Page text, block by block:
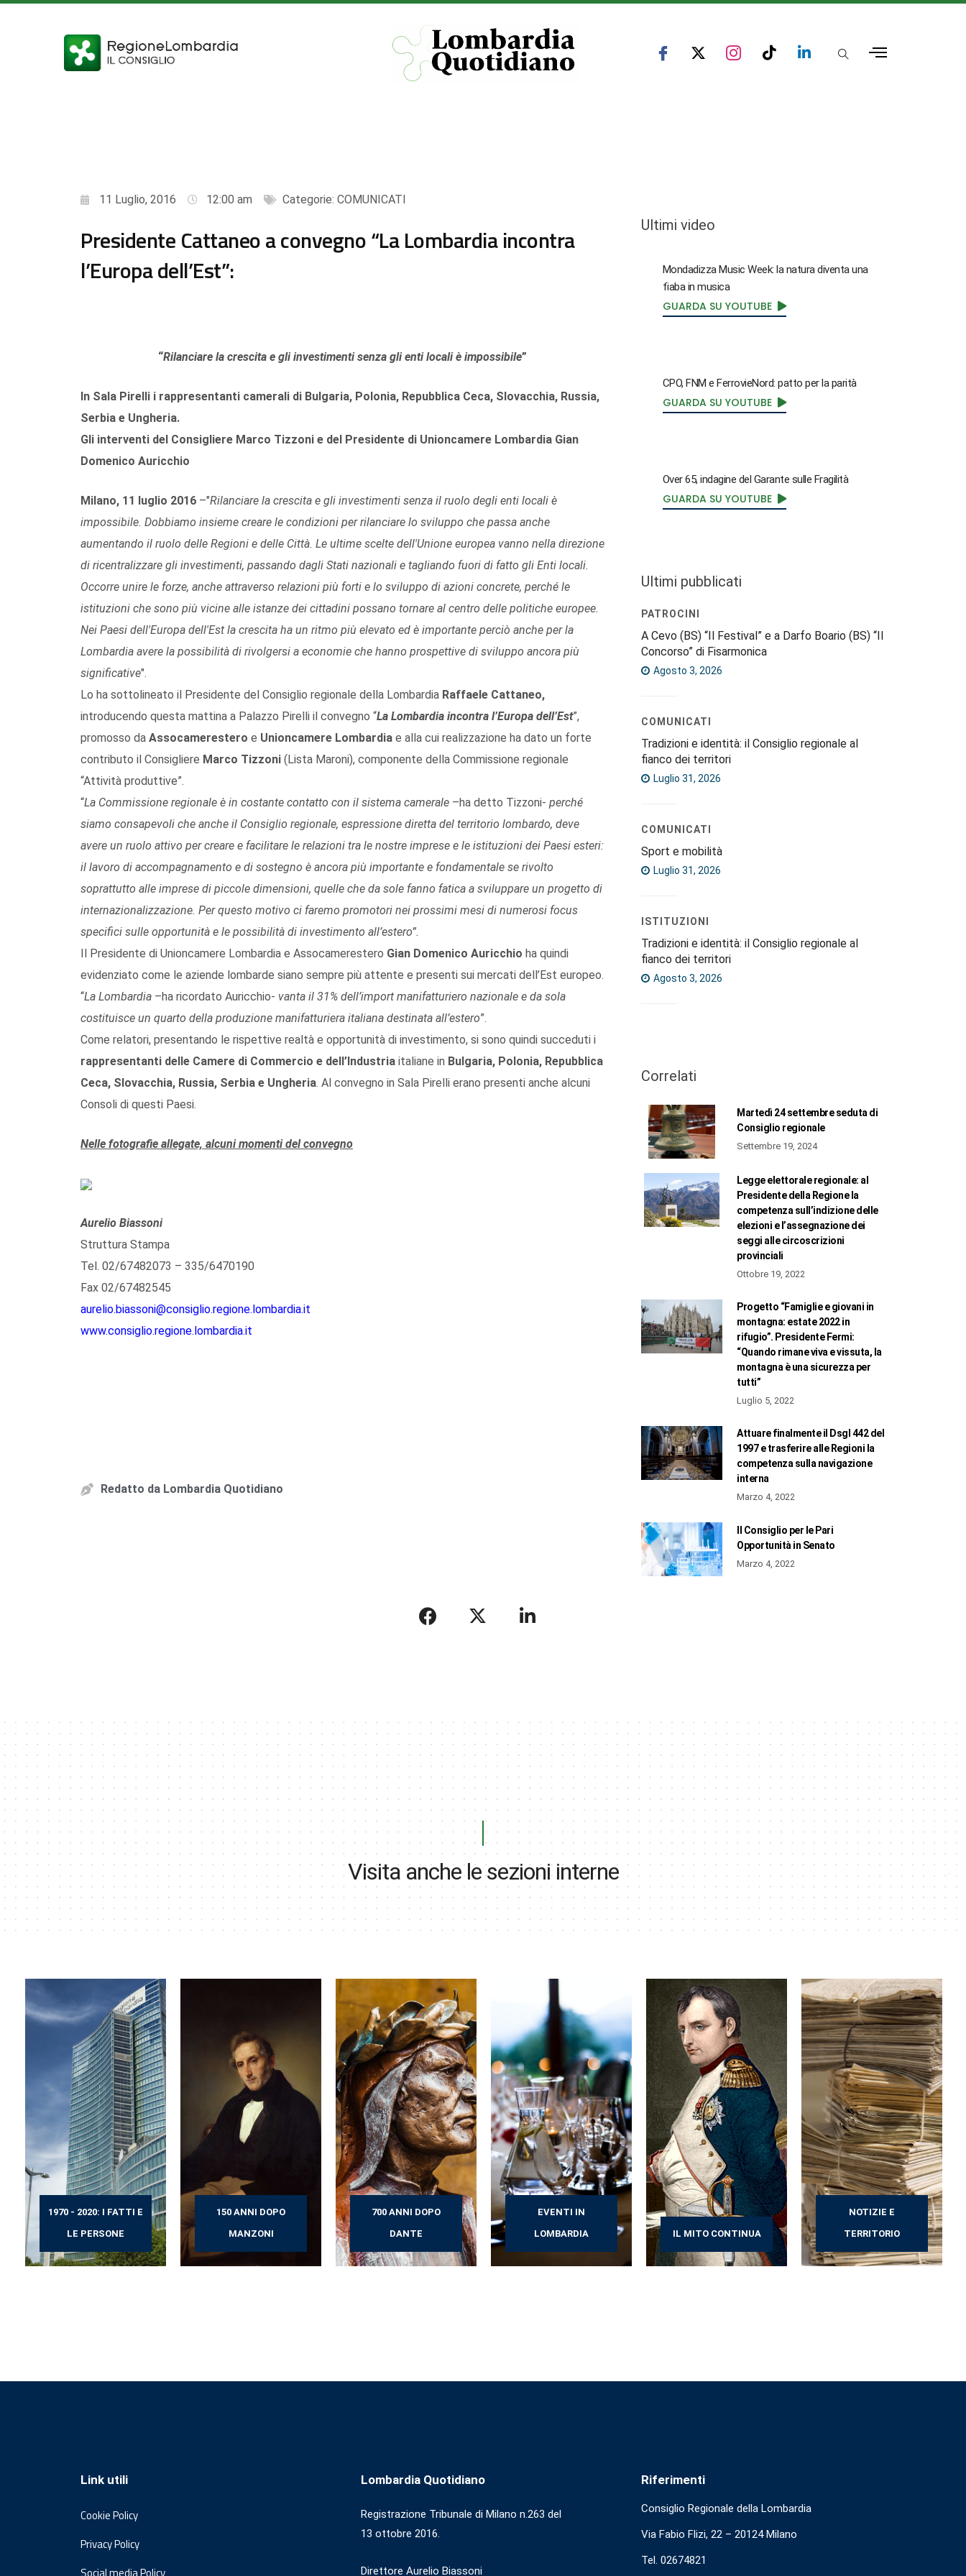
11 Luglio, 2016 12:00 am Categorie: COMUNICATI
Presidente Cattaneo a convegno “La Lombardia incontra
l’Europa dell’Est”:
“Rilanciare la crescita e gli investimenti senza gli enti locali è impossibile”
In Sala Pirelli i rappresentanti camerali di Bulgaria, Polonia, Repubblica Ceca, Slovacchia, Russia,
Serbia e Ungheria.
Gli interventi del Consigliere Marco Tizzoni e del Presidente di Unioncamere Lombardia Gian
Domenico Auricchio
Milano, 11 luglio 2016 –"Rilanciare la crescita e gli investimenti senza il ruolo degli enti locali è
impossibile. Dobbiamo insieme creare le condizioni per rilanciare lo sviluppo che passa anche
aumentando il ruolo delle Regioni e delle Città. Le ultime scelte dell'Unione europea vanno nella direzione
di ricentralizzare gli investimenti, passando dagli Stati nazionali e tagliando fuori di fatto gli Enti locali.
Occorre unire le forze, anche attraverso relazioni più forti e lo sviluppo di azioni concrete, perché le
istituzioni che sono più vicine alle istanze dei cittadini possano tornare al centro delle politiche europee.
Nei Paesi dell'Europa dell'Est la crescita ha un ritmo più elevato ed è importante perciò anche per la
Lombardia avere la possibilità di rivolgersi a economie che hanno prospettive di sviluppo ancora più
significative".
Lo ha sottolineato il Presidente del Consiglio regionale della Lombardia Raffaele Cattaneo,
introducendo questa mattina a Palazzo Pirelli il convegno “La Lombardia incontra l’Europa dell’Est”,
promosso da Assocamerestero e Unioncamere Lombardia e alla cui realizzazione ha dato un forte
contributo il Consigliere Marco Tizzoni (Lista Maroni), componente della Commissione regionale
“Attività produttive”.
“La Commissione regionale è in costante contatto con il sistema camerale –ha detto Tizzoni- perché
siamo consapevoli che anche il Consiglio regionale, espressione diretta del territorio lombardo, deve
avere un ruolo attivo per creare e facilitare le relazioni tra le nostre imprese e le istituzioni dei Paesi esteri:
il lavoro di accompagnamento e di sostegno è ancora più importante e fondamentale se rivolto
soprattutto alle imprese di piccole dimensioni, quelle che da sole fanno fatica a sviluppare un progetto di
internazionalizzazione. Per questo motivo ci faremo promotori nei prossimi mesi di numerosi focus
specifici sulle opportunità e le possibilità di investimento all’estero”.
Il Presidente di Unioncamere Lombardia e Assocamerestero Gian Domenico Auricchio ha quindi
evidenziato come le aziende lombarde siano sempre più attente e presenti sui mercati dell’Est europeo.
“La Lombardia –ha ricordato Auricchio- vanta il 31% dell’import manifatturiero nazionale e da sola
costituisce un quarto della produzione manifatturiera italiana destinata all’estero”.
Come relatori, presentando le rispettive realtà e opportunità di investimento, si sono quindi succeduti i
rappresentanti delle Camere di Commercio e dell’Industria italiane in Bulgaria, Polonia, Repubblica
Ceca, Slovacchia, Russia, Serbia e Ungheria. Al convegno in Sala Pirelli erano presenti anche alcuni
Consoli di questi Paesi.
Nelle fotografie allegate, alcuni momenti del convegno
Aurelio Biassoni
Struttura Stampa
Tel. 02/67482073 – 335/6470190
Fax 02/67482545
aurelio.biassoni@consiglio.regione.lombardia.it
www.consiglio.regione.lombardia.it
Redatto da Lombardia Quotidiano
Ultimi video
Mondadizza Music Week: la natura diventa una
fiaba in musica
GUARDA SU YOUTUBE
CPO, FNM e FerrovieNord: patto per la parità
GUARDA SU YOUTUBE
Over 65, indagine del Garante sulle Fragilità
GUARDA SU YOUTUBE
Ultimi pubblicati
PATROCINI
A Cevo (BS) “Il Festival” e a Darfo Boario (BS) “Il
Concorso” di Fisarmonica
Agosto 3, 2026
COMUNICATI
Tradizioni e identità: il Consiglio regionale al
fianco dei territori
Luglio 31, 2026
COMUNICATI
Sport e mobilità
Luglio 31, 2026
ISTITUZIONI
Tradizioni e identità: il Consiglio regionale al
fianco dei territori
Agosto 3, 2026
Correlati
Martedì 24 settembre seduta di
Consiglio regionale
Settembre 19, 2024
Legge elettorale regionale: al
Presidente della Regione la
competenza sull’indizione delle
elezioni e l’assegnazione dei
seggi alle circoscrizioni
provinciali
Ottobre 19, 2022
Progetto “Famiglie e giovani in
montagna: estate 2022 in
rifugio”. Presidente Fermi:
“Quando rimane viva e vissuta, la
montagna è una sicurezza per
tutti”
Luglio 5, 2022
Attuare finalmente il Dsgl 442 del
1997 e trasferire alle Regioni la
competenza sulla navigazione
interna
Marzo 4, 2022
Il Consiglio per le Pari
Opportunità in Senato
Marzo 4, 2022
Visita anche le sezioni interne
1970 - 2020: I FATTI E
LE PERSONE
150 ANNI DOPO
MANZONI
700 ANNI DOPO
DANTE
EVENTI IN
LOMBARDIA
IL MITO CONTINUA
NOTIZIE E
TERRITORIO
Link utili
Cookie Policy
Privacy Policy
Lombardia Quotidiano
Registrazione Tribunale di Milano n.263 del
13 ottobre 2016.
Direttore Aurelio Biassoni
Riferimenti
Consiglio Regionale della Lombardia
Via Fabio Flizi, 22 – 20124 Milano
Tel. 02674821